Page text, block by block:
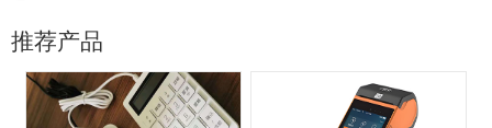
推荐产品